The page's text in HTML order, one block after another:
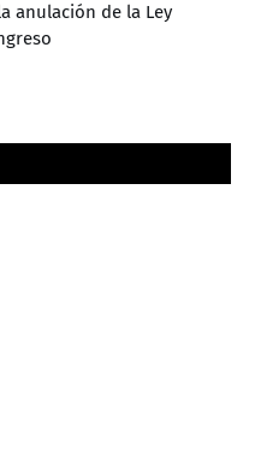
anulación de la Ley